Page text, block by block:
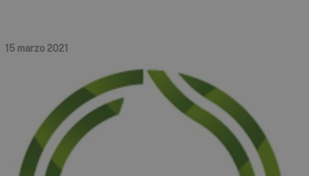
15 marzo 2021